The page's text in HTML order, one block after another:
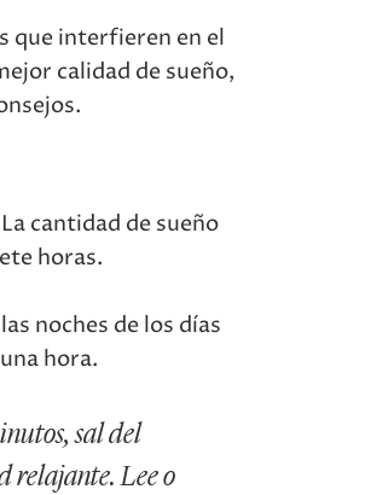
que interfieren en el
calidad de sueño,
cantidad de sueño
horas.
noches de los días
hora.
sal del
Lee o